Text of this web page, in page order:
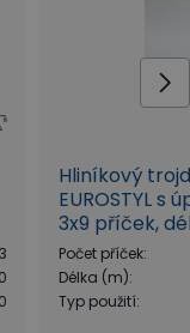
3
Hliníkový
EUROSTYL s
3x9 příček,
Počet příček:
Délka (m):
Typ použití: